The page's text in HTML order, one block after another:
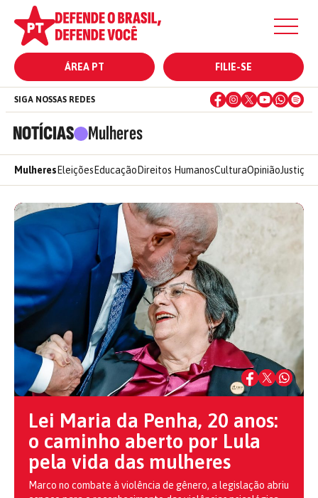
ÁREA PT FILIE-SE
NOTÍCIAS Mulheres
SIGA NOSSAS REDES
Mulheres Eleições Educação Direitos HumanosCulturaOpiniãoJustiça
Lei Maria da Penha, 20 anos:
o caminho aberto por Lula
pela vida das mulheres
Marco no combate à violência de gênero, a legislação abriu